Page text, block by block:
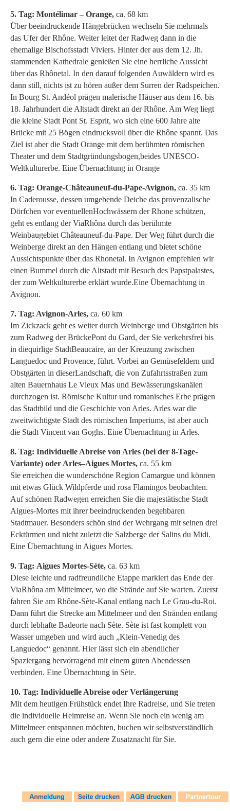
5. Tag: Montélimar – Orange, ca. 68 km
Über beeindruckende Hängebrücken wechseln Sie mehrmals
das Ufer der Rhône. Weiter leitet der Radweg dann in die
ehemalige Bischofsstadt Viviers. Hinter der aus dem 12. Jh.
stammenden Kathedrale genießen Sie eine herrliche Aussicht
über das Rhônetal. In den darauf folgenden Auwäldern wird es
dann still, nichts ist zu hören außer dem Surren der Radspeichen.
In Bourg St. Andéol prägen malerische Häuser aus dem 16. bis
18. Jahrhundert die Altstadt direkt an der Rhône. Am Weg liegt
die kleine Stadt Pont St. Esprit, wo sich eine 600 Jahre alte
Brücke mit 25 Bögen eindrucksvoll über die Rhône spannt. Das
Ziel ist aber die Stadt Orange mit dem berühmten römischen
Theater und dem Stadtgründungsbogen,beides UNESCO-
Weltkulturerbe. Eine Übernachtung in Orange
6. Tag: Orange-Châteauneuf-du-Pape-Avignon, ca. 35 km
In Caderousse, dessen umgebende Deiche das provenzalische
Dörfchen vor eventuellenHochwässern der Rhone schützen,
geht es entlang der ViaRhôna durch das berühmte
Weinbaugebiet Châteauneuf-du-Pape. Der Weg führt durch die
Weinberge direkt an den Hängen entlang und bietet schöne
Aussichtspunkte über das Rhonetal. In Avignon empfehlen wir
einen Bummel durch die Altstadt mit Besuch des Papstpalastes,
der zum Weltkulturerbe erklärt wurde.Eine Übernachtung in
Avignon.
7. Tag: Avignon-Arles, ca. 60 km
Im Zickzack geht es weiter durch Weinberge und Obstgärten bis
zum Radweg der BrückePont du Gard, der Sie verkehrsfrei bis
in diequirlige StadtBeaucaire, an der Kreuzung zwischen
Languedoc und Provence, führt. Vorbei an Gemüsefeldern und
Obstgärten in dieserLandschaft, die von Zufahrtsstraßen zum
alten Bauernhaus Le Vieux Mas und Bewässerungskanälen
durchzogen ist. Römische Kultur und romanisches Erbe prägen
das Stadtbild und die Geschichte von Arles. Arles war die
zweitwichtigste Stadt des römischen Imperiums, ist aber auch
die Stadt Vincent van Goghs. Eine Übernachtung in Arles.
8. Tag: Individuelle Abreise von Arles (bei der 8-Tage-
Variante) oder Arles–Aigues Mortes, ca. 55 km
Sie erreichen die wunderschöne Region Camargue und können
mit etwas Glück Wildpferde und rosa Flamingos beobachten.
Auf schönen Radwegen erreichen Sie die majestätische Stadt
Aigues-Mortes mit ihrer beeindruckenden begehbaren
Stadtmauer. Besonders schön sind der Wehrgang mit seinen drei
Ecktürmen und nicht zuletzt die Salzberge der Salins du Midi.
Eine Übernachtung in Aigues Mortes.
9. Tag: Aigues Mortes-Sète, ca. 63 km
Diese leichte und radfreundliche Etappe markiert das Ende der
ViaRhôna am Mittelmeer, wo die Strände auf Sie warten. Zuerst
fahren Sie am Rhône-Sète-Kanal entlang nach Le Grau-du-Roi.
Dann führt die Strecke am Mittelmeer und den Stränden entlang
durch lebhafte Badeorte nach Sète. Sète ist fast komplett von
Wasser umgeben und wird auch „Klein-Venedig des
Languedoc“ genannt. Hier lässt sich ein abendlicher
Spaziergang hervorragend mit einem guten Abendessen
verbinden. Eine Übernachtung in Sète.
10. Tag: Individuelle Abreise oder Verlängerung
Mit dem heutigen Frühstück endet Ihre Radreise, und Sie treten
die individuelle Heimreise an. Wenn Sie noch ein wenig am
Mittelmeer entspannen möchten, buchen wir selbstverständlich
auch gern die eine oder andere Zusatznacht für Sie.